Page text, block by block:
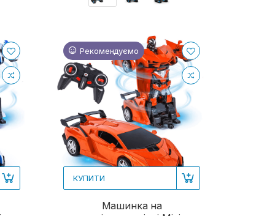
Рекомендуємо
КУПИТИ
Машинка на